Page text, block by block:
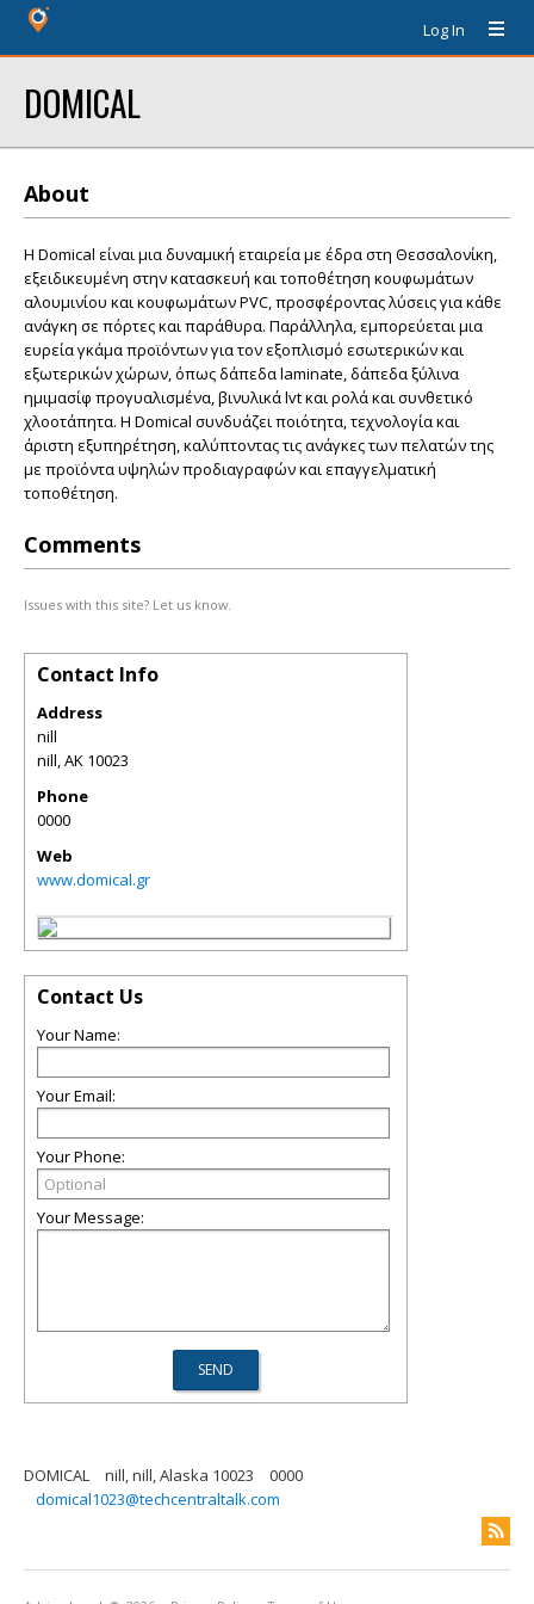
Log In
DOMICAL
About
Η Domical είναι μια δυναμική εταιρεία με έδρα στη Θεσσαλονίκη,
εξειδικευμένη στην κατασκευή και τοποθέτηση κουφωμάτων
αλουμινίου και κουφωμάτων PVC, προσφέροντας λύσεις για κάθε
ανάγκη σε πόρτες και παράθυρα. Παράλληλα, εμπορεύεται μια
ευρεία γκάμα προϊόντων για τον εξοπλισμό εσωτερικών και
εξωτερικών χώρων, όπως δάπεδα laminate, δάπεδα ξύλινα
ημιμασίφ προγυαλισμένα, βινυλικά lvt και ρολά και συνθετικό
χλοοτάπητα. Η Domical συνδυάζει ποιότητα, τεχνολογία και
άριστη εξυπηρέτηση, καλύπτοντας τις ανάγκες των πελατών της
με προϊόντα υψηλών προδιαγραφών και επαγγελματική
τοποθέτηση.
Comments
Issues with this site? Let us know.
Contact Info
Address
nill
nill,AK 10023
Phone
0000
Web
www.domical.gr
Contact Us
Your Name:
Your Email:
Your Phone:
Your Message:
DOMICAL nill, nill, Alaska 10023
0000
domical1023@techcentraltalk.com